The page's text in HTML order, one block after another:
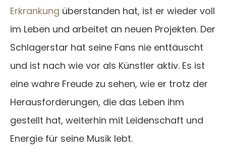
Erkrankung überstanden hat, ist er wieder voll
im Leben und arbeitet an neuen Projekten. Der
Schlagerstar hat seine Fans nie enttäuscht
und ist nach wie vor als Künstler aktiv. Es ist
eine wahre Freude zu sehen, wie er trotz der
Herausforderungen, die das Leben ihm
gestellt hat, weiterhin mit Leidenschaft und
Energie für seine Musik lebt.